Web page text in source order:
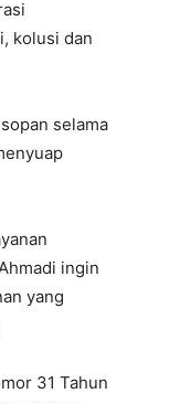
kolusi dan
selama
ingin
yang
31 Tahun